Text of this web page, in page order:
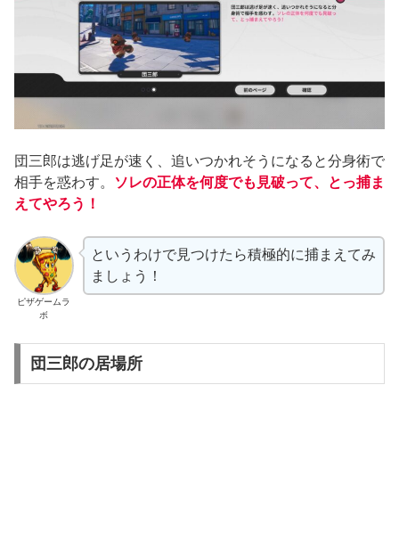
団三郎は逃げ足が速く、追いつかれそうになると分身術で
相手を惑わす。
ソレの正体を何度でも見破って、とっ捕ま
えてやろう！
ピザゲームラ
ボ
というわけで見つけたら積極的に捕まえてみ
ましょう！
団三郎の居場所